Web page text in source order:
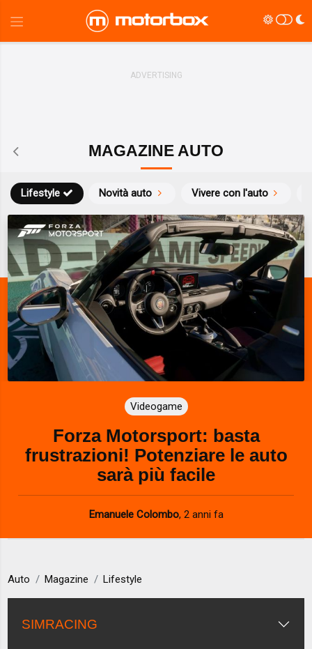
MAGAZINE AUTO
Novità auto Vivere con l'auto
Lifestyle
Videogame
Forza Motorsport: basta
frustrazioni! Potenziare le auto
sarà più facile
Emanuele Colombo, 2 anni fa
Auto Magazine Lifestyle
SIMRACING